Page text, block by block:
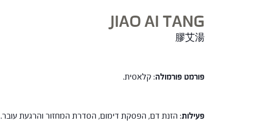
JIAO AI TANG
膠艾湯
פורמט פורמולה: קלאסית.
פעילות: הזנת דם, הפסקת דימום, הסדרת המחזור והרגעת עובר.